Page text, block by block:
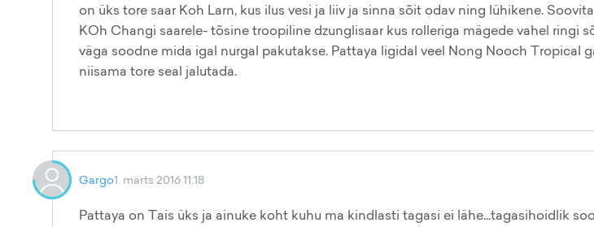
on üks tore saar Koh Larn, kus ilus vesi ja liiv ja sinna sõit odav ning lühikene.
KOh Changi saarele- tõsine troopiline dzunglisaar kus rolleriga mägede vahel ringi
väga soodne mida igal nurgal pakutakse. Pattaya ligidal veel Nong Nooch Tropical
niisama tore seal jalutada.
Gargo1. märts 2016 11:18
Pattaya on Tais üks ja ainuke koht kuhu ma kindlasti tagasi ei lähe...tagasihoidlik